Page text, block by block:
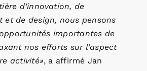
d’innovation, de
et de design, nous pensons
importantes de
nos efforts sur l’aspect
activité», a affirmé Jan